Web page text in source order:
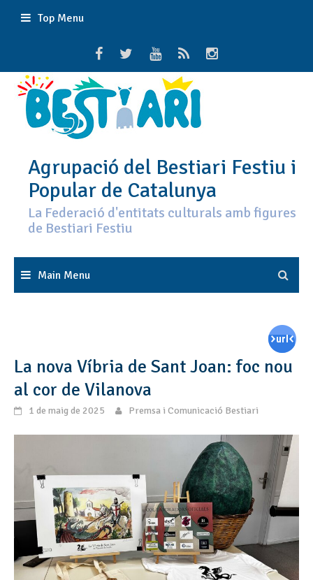
Top Menu
Agrupació del Bestiari Festiu i
Popular de Catalunya
La Federació d'entitats culturals amb figures
de Bestiari Festiu
Main Menu
La nova Víbria de Sant Joan: foc nou
al cor de Vilanova
1 de maig de 2025 Premsa i Comunicació Bestiari